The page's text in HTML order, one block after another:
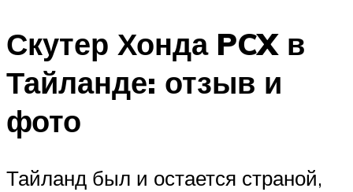
Скутер Хонда PCX в
Тайланде: отзыв и
фото
Тайланд был и остается страной,